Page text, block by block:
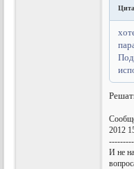
2012
И не